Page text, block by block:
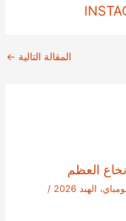
المقالة التالية ←
العظم
الهند 2026
/